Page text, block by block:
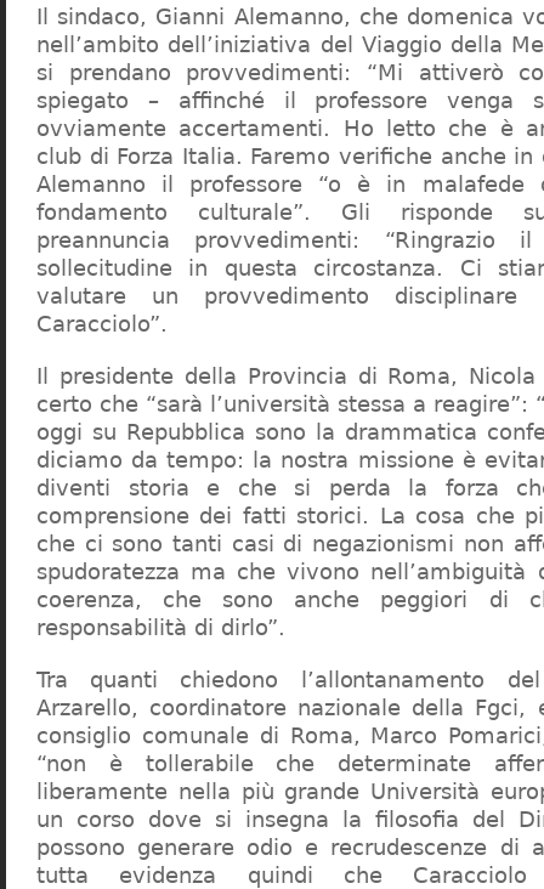
Il sindaco, Gianni Alemanno, che domenica
nell’ambito dell’iniziativa del Viaggio della
si prendano provvedimenti: “Mi attiverò
spiegato – affinché il professore venga
ovviamente accertamenti. Ho letto che è
club di Forza Italia. Faremo verifiche anche in
Alemanno il professore “o è in malafede
fondamento culturale”. Gli risponde
preannuncia provvedimenti:
sollecitudine in questa circostanza. Ci
valutare un provvedimento
Caracciolo”.
Il presidente della Provincia di Roma,
certo che “sarà l’università stessa a reagire”:
oggi su Repubblica sono la drammatica
diciamo da tempo: la nostra missione è
diventi storia e che si perda la forza
comprensione dei fatti storici. La cosa che
che ci sono tanti casi di negazionismi non
spudoratezza ma che vivono nell’ambiguità
coerenza, che sono anche peggiori di
responsabilità di dirlo”.
Tra quanti chiedono l’allontanamento
Arzarello, coordinatore nazionale della
consiglio comunale di Roma, Marco
“non è tollerabile che determinate
liberamente nella più grande Università
un corso dove si insegna la filosofia del
possono generare odio e recrudescenze di
tutta evidenza quindi che